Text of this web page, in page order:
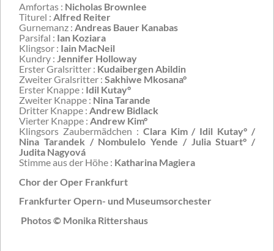
Amfortas : Nicholas Brownlee
Titurel : Alfred Reiter
Gurnemanz : Andreas Bauer Kanabas
Parsifal : Ian Koziara
Klingsor : Iain MacNeil
Kundry : Jennifer Holloway
Erster Gralsritter : Kudaibergen Abildin
Zweiter Gralsritter : Sakhiwe Mkosana°
Erster Knappe : Idil Kutay°
Zweiter Knappe : Nina Tarande
Dritter Knappe : Andrew Bidlack
Vierter Knappe : Andrew Kim°
Klingsors Zaubermädchen : Clara Kim / Idil Kutay° /
Nina Tarandek / Nombulelo Yende / Julia Stuart° /
Judita Nagyová
Stimme aus der Höhe : Katharina Magiera
Chor der Oper Frankfurt
Frankfurter Opern- und Museumsorchester
Photos © Monika Rittershaus